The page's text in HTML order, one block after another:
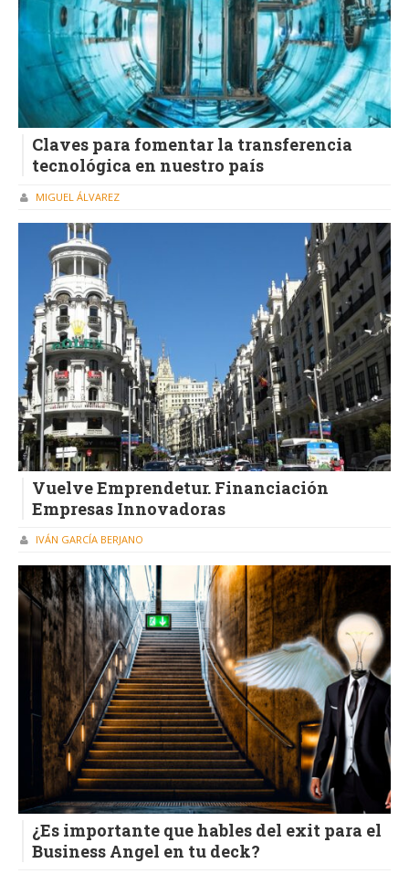
Claves para fomentar la transferencia
tecnológica en nuestro país
MIGUEL ÁLVAREZ
Vuelve Emprendetur. Financiación
Empresas Innovadoras
IVÁN GARCÍA BERJANO
¿Es importante que hables del exit para el
Business Angel en tu deck?